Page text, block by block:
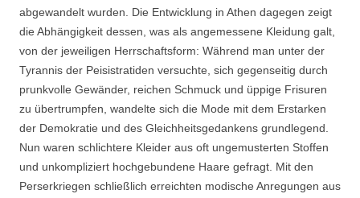
abgewandelt wurden. Die Entwicklung in Athen dagegen zeigt
die Abhängigkeit dessen, was als angemessene Kleidung galt,
von der jeweiligen Herrschaftsform: Während man unter der
Tyrannis der Peisistratiden versuchte, sich gegenseitig durch
prunkvolle Gewänder, reichen Schmuck und üppige Frisuren
zu übertrumpfen, wandelte sich die Mode mit dem Erstarken
der Demokratie und des Gleichheitsgedankens grundlegend.
Nun waren schlichtere Kleider aus oft ungemusterten Stoffen
und unkompliziert hochgebundene Haare gefragt. Mit den
Perserkriegen schließlich erreichten modische Anregungen aus